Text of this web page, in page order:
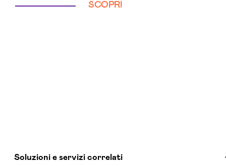
SCOPRI
Soluzioni e servizi correlati